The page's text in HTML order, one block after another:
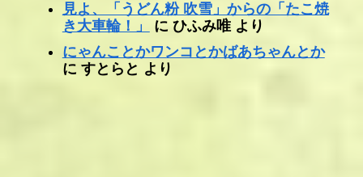
見よ、「うどん粉 吹雪」からの「たこ焼
き大車輪！」
に ひふみ唯より
にゃんことかワンコとかばあちゃんとか
に すとらと より